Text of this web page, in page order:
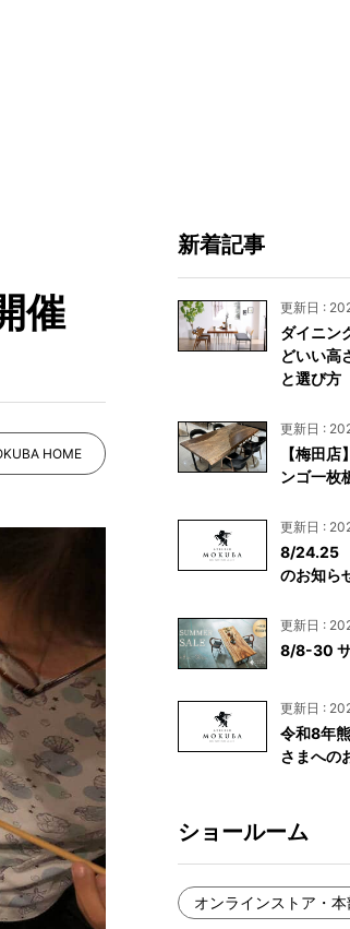
新入荷情報
納品事例
品事例（住宅・インテリア）
品事例（店舗・オフィス）
ディア美術協力実績
催
HOME
新着記事
更新日 :
ダイニン
どいい高
と選び方
更新日 :
【梅田
ンゴ一枚
更新日 :
8/24.25
のお知ら
更新日 :
8/8-30 サ
更新日 :
令和8年
さまへの
ショールーム
オンラインストア・本